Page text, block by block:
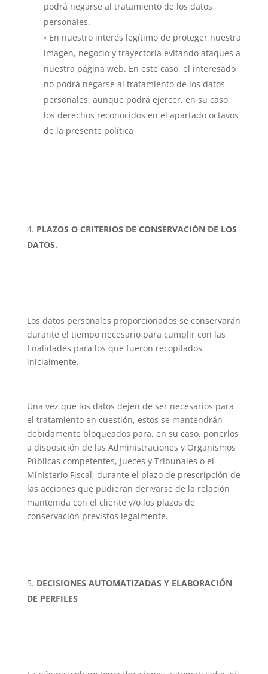
podrá negarse al tratamiento de los datos
personales.
• En nuestro interés legítimo de proteger nuestra
imagen, negocio y trayectoria evitando ataques a
nuestra página web. En este caso, el interesado
no podrá negarse al tratamiento de los datos
personales, aunque podrá ejercer, en su caso,
los derechos reconocidos en el apartado octavos
de la presente política
PLAZOS O CRITERIOS DE CONSERVACIÓN DE LOS
DATOS.
Los datos personales proporcionados se conservarán
durante el tiempo necesario para cumplir con las
finalidades para los que fueron recopilados
inicialmente.
Una vez que los datos dejen de ser necesarios para
el tratamiento en cuestión, estos se mantendrán
debidamente bloqueados para, en su caso, ponerlos
a disposición de las Administraciones y Organismos
Públicas competentes, Jueces y Tribunales o el
Ministerio Fiscal, durante el plazo de prescripción de
las acciones que pudieran derivarse de la relación
mantenida con el cliente y/o los plazos de
conservación previstos legalmente.
DECISIONES AUTOMATIZADAS Y ELABORACIÓN
DE PERFILES